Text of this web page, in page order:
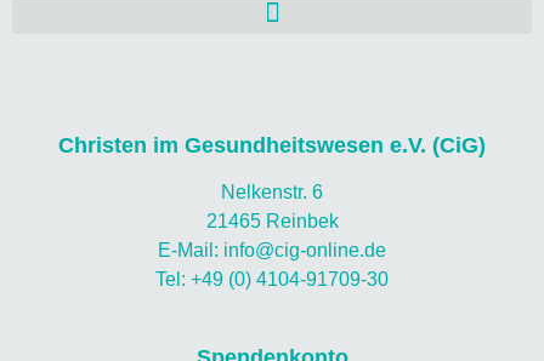
Christen im Gesundheitswesen e.V. (CiG)
Nelkenstr. 6
21465 Reinbek
E-Mail: info@cig-online.de
Tel: +49 (0) 4104-91709-30